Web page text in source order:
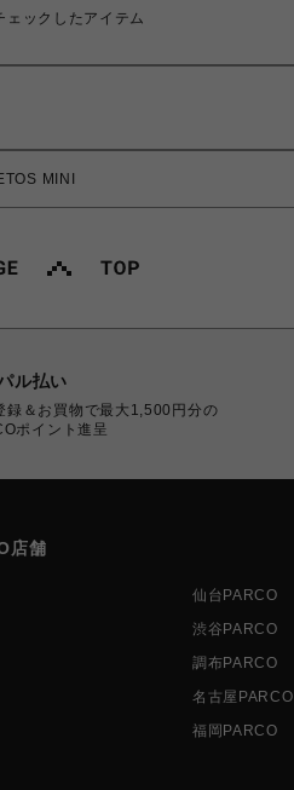
ェックしたアイテム
MINI
ル払い
録＆お買物で最大1,500円分の
ポイント進呈
店舗
仙台PARCO
渋谷PARCO
調布PARCO
名古屋PARCO
福岡PARCO